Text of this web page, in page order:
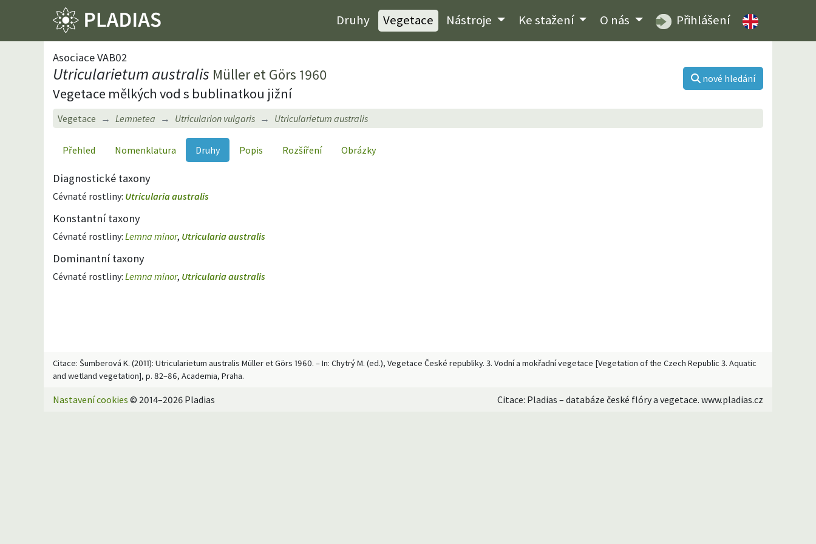
Druhy Vegetace Nástroje Ke stažení O nás Přihlášení
Asociace VAB02
Utricularietum australis Müller et Görs 1960
Vegetace mělkých vod s bublinatkou jižní
nové hledání
Vegetace Lemnetea Utricularion vulgaris Utricularietum australis
Přehled Nomenklatura Druhy Popis Rozšíření Obrázky
Diagnostické taxony
Cévnaté rostliny: Utricularia australis
Konstantní taxony
Cévnaté rostliny: Lemna minor, Utricularia australis
Dominantní taxony
Cévnaté rostliny: Lemna minor, Utricularia australis
Citace: Šumberová K. (2011): Utricularietum australis Müller et Görs 1960. – In: Chytrý M. (ed.), Vegetace České republiky. 3. Vodní a mokřadní vegetace [Vegetation of the Czech Republic 3. Aquatic
and wetland vegetation], p. 82–86, Academia, Praha.
Nastavení cookies © 2014–2026 Pladias Citace: Pladias – databáze české flóry a vegetace. www.pladias.cz